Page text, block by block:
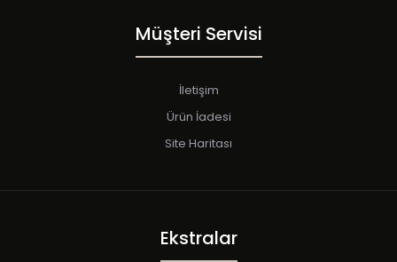
Müşteri Servisi
İletişim
Ürün İadesi
Site Haritası
Ekstralar